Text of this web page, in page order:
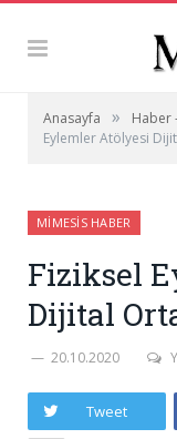
Anasayfa » Haber
Eylemler Atölyesi
MIMESIS HABER
Fiziksel
Dijital
20.10.2020
Tweet